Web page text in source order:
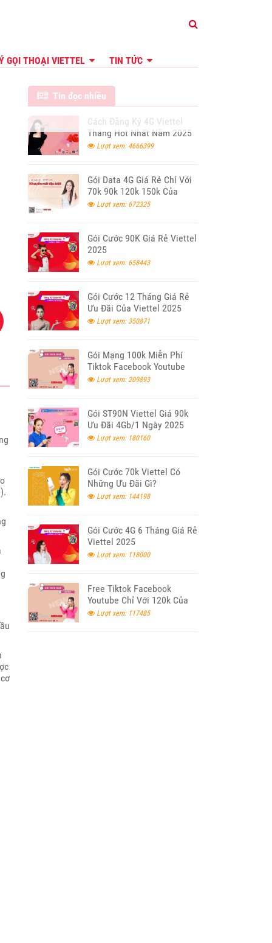
GỌI THOẠI VIETTEL TIN TỨC
Tin đọc nhiều
Cách Đăng Ký 4G Viettel
Tháng Hot Nhất Năm 2025
Lượt xem: 4666399
Gói Data 4G Giá Rẻ Chỉ Với
70k 90k 120k 150k Của
Viettel 2024
Lượt xem: 672325
Gói Cước 90K Giá Rẻ Viettel
2025
Lượt xem: 658443
Gói Cước 12 Tháng Giá Rẻ
Ưu Đãi Của Viettel 2025
Lượt xem: 350871
Gói Mạng 100k Miễn Phí
Tiktok Facebook Youtube
Viettel
Lượt xem: 209893
Gói ST90N Viettel Giá 90k
Ưu Đãi 4Gb/1 Ngày 2025
Lượt xem: 180160
Gói Cước 70k Viettel Có
Những Ưu Đãi Gì?
Lượt xem: 144198
Gói Cước 4G 6 Tháng Giá Rẻ
Viettel 2025
Lượt xem: 118000
Free Tiktok Facebook
Youtube Chỉ Với 120k Của
Viettel
Lượt xem: 117485